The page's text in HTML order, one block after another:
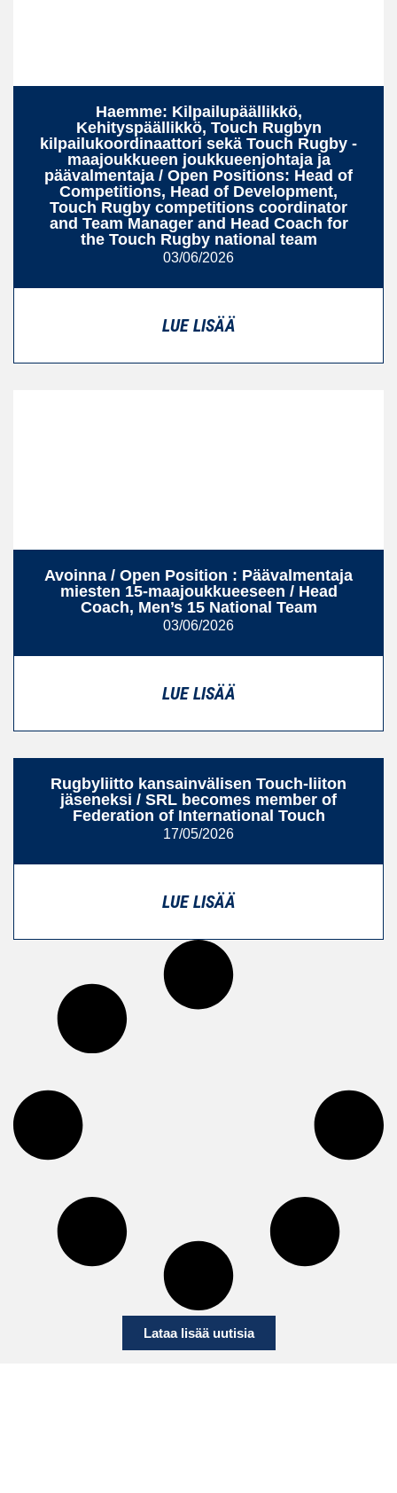
Haemme: Kilpailupäällikkö,
Kehityspäällikkö, Touch Rugbyn
kilpailukoordinaattori sekä Touch Rugby -
maajoukkueen joukkueenjohtaja ja
päävalmentaja / Open Positions: Head of
Competitions, Head of Development,
Touch Rugby competitions coordinator
and Team Manager and Head Coach for
the Touch Rugby national team
03/06/2026
LUE LISÄÄ
Avoinna / Open Position : Päävalmentaja
miesten 15‑maajoukkueeseen / Head
Coach, Men’s 15 National Team
03/06/2026
LUE LISÄÄ
Rugbyliitto kansainvälisen Touch-liiton
jäseneksi / SRL becomes member of
Federation of International Touch
17/05/2026
LUE LISÄÄ
Lataa lisää uutisia